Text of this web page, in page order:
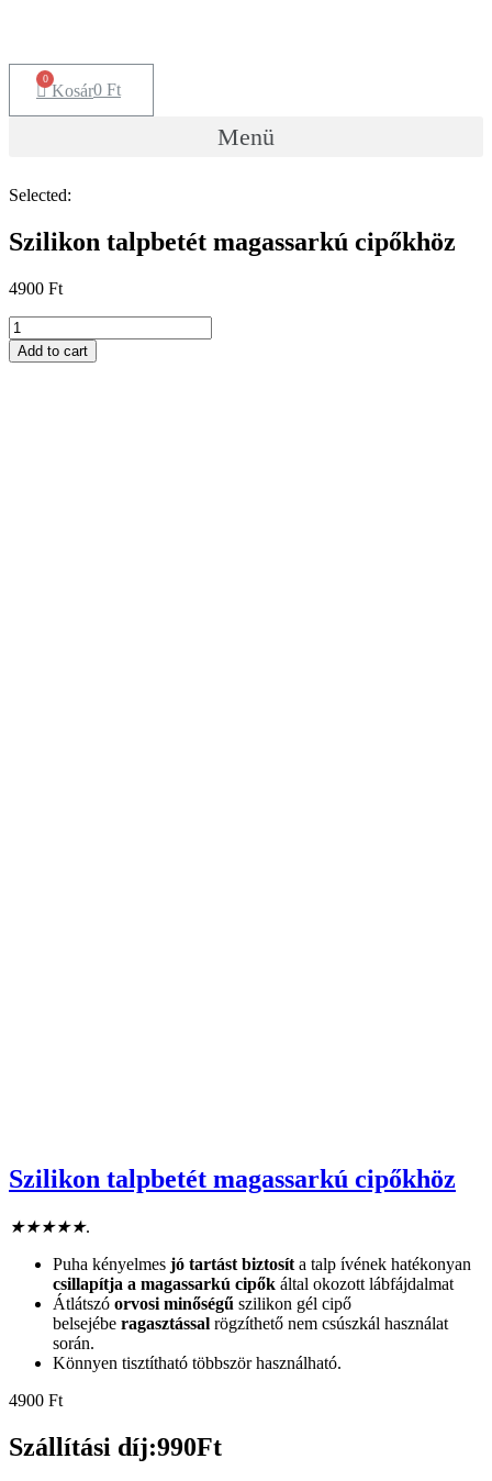
0 Ft
Kosár
Menü
Selected:
Szilikon talpbetét magassarkú cipőkhöz
4900 Ft
Szilikon
talpbetét
magassarkú
Add to cart
Szilikon talpbetét magassarkú cipőkhöz
★★★★★.
Puha kényelmes jó tartást biztosít a talp ívének hatékonyan
csillapítja a magassarkú cipők által okozott lábfájdalmat
Átlátszó orvosi minőségű szilikon gél cipő
belsejébe ragasztással rögzíthető nem csúszkál használat
során.
Könnyen tisztítható többször használható.
4900 Ft
Szállítási díj:990Ft